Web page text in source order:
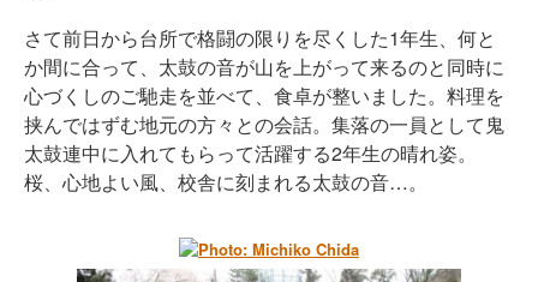
さて前日から台所で格闘の限りを尽くした1年生、何と
か間に合って、太鼓の音が山を上がって来るのと同時に
心づくしのご馳走を並べて、食卓が整いました。料理を
挟んではずむ地元の方々との会話。集落の一員として鬼
太鼓連中に入れてもらって活躍する2年生の晴れ姿。
桜、心地よい風、校舎に刻まれる太鼓の音…。